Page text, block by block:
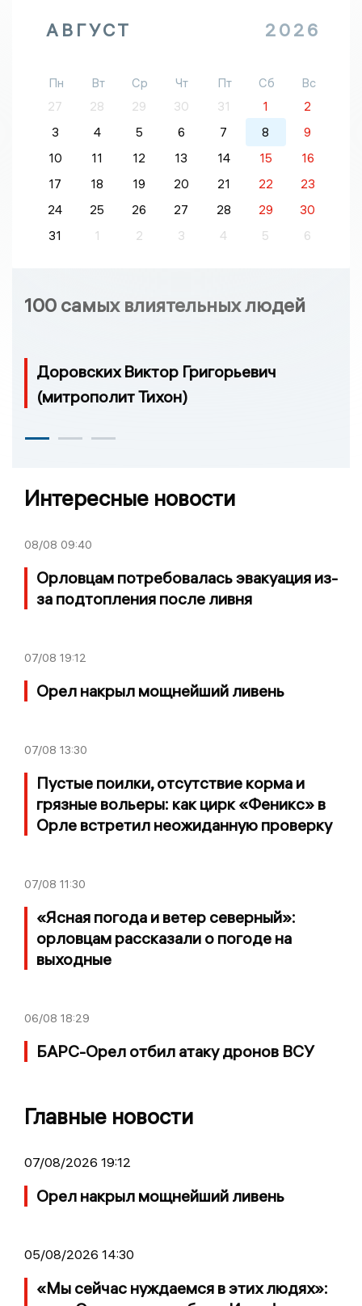
АВГУСТ 2026
Пн Вт Ср Чт Пт Сб
Вс
27
28 29 30 31 1
2
3
4 5 6 7 8
9
10
11 12 13 14 15
16
17
18 19 20 21 22
23
24
25 26 27 28 29
30
31
1 2 3 4 5 6
100 самых влиятельных людей
Доровских Виктор Григорьевич
(митрополит Тихон)
Интересные новости
08/08 09:40
Орловцам потребовалась эвакуация из-
за подтопления после ливня
07/08 19:12
Орел накрыл мощнейший ливень
07/08 13:30
Пустые поилки, отсутствие корма и
грязные вольеры: как цирк «Феникс» в
Орле встретил неожиданную проверку
07/08 11:30
«Ясная погода и ветер северный»:
орловцам рассказали о погоде на
выходные
06/08 18:29
БАРС-Орел отбил атаку дронов ВСУ
Главные новости
07/08/2026 19:12
Орел накрыл мощнейший ливень
05/08/2026 14:30
«Мы сейчас нуждаемся в этих людях»: